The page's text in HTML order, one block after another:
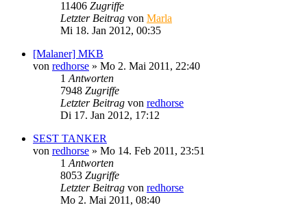
11406 Zugriffe
Letzter Beitrag von Marla
Mi 18. Jan 2012, 00:35
[Malaner] MKB
von redhorse » Mo 2. Mai 2011, 22:40
1 Antworten
7948 Zugriffe
Letzter Beitrag von redhorse
Di 17. Jan 2012, 17:12
SEST TANKER
von redhorse » Mo 14. Feb 2011, 23:51
1 Antworten
8053 Zugriffe
Letzter Beitrag von redhorse
Mo 2. Mai 2011, 08:40